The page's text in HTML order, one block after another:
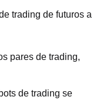
trading de futuros a
pares de trading,
de trading se